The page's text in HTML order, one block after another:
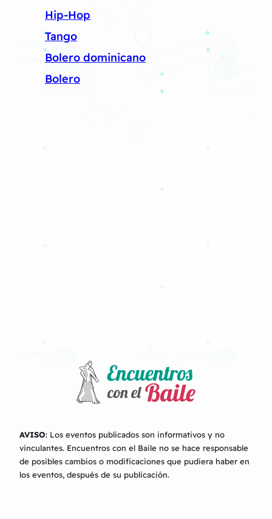
Hip-Hop
Tango
Bolero dominicano
Bolero
AVISO: Los eventos publicados son informativos y no
vinculantes. Encuentros con el Baile no se hace responsable
de posibles cambios o modificaciones que pudiera haber en
los eventos, después de su publicación.